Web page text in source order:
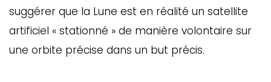
suggérer que la Lune est en réalité un satellite
artificiel « stationné » de manière volontaire sur
une orbite précise dans un but précis.